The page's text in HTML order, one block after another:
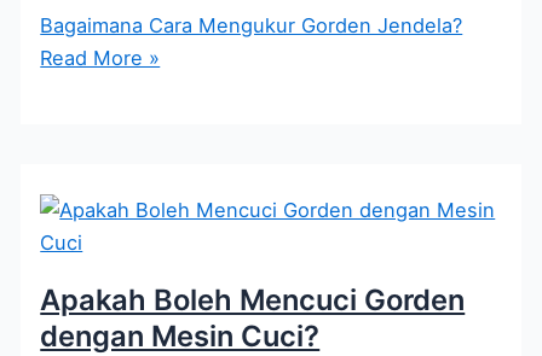
Bagaimana Cara Mengukur Gorden Jendela?
Read More »
Apakah Boleh Mencuci Gorden
dengan Mesin Cuci?